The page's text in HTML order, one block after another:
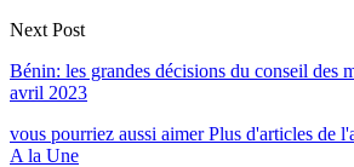
Next Post
Bénin: les grandes décisions du conseil des
avril 2023
vous pourriez aussi aimer Plus d'articles de
A la Une